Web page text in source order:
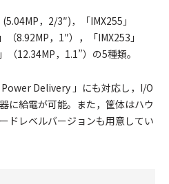
，2/3″)，「IMX255」
（8.92MP，1″），「IMX253」
12.34MP，1.1”）の5種類。
Delivery 」にも対応し，I/O
に給電が可能。また，筐体はハウ
ドレベルバージョンも用意してい